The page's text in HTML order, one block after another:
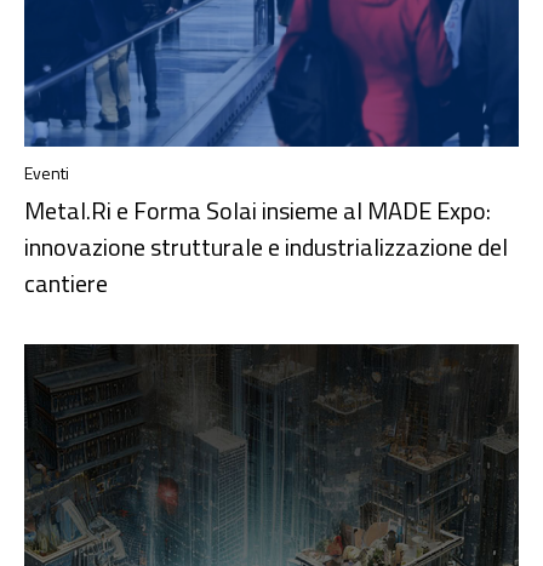
Eventi
Metal.Ri e Forma Solai insieme al MADE Expo:
innovazione strutturale e industrializzazione del
cantiere